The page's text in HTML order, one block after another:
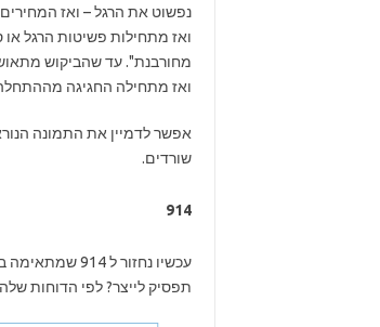
נפשוט את הרגל – ואז
ואז מתחילות פשיטות הרגל
מחורבנת". עד שהביקוש
ואז מתחילה החגיגה
אפשר לדמיין את התמונה
שורדים.
914
עכשיו נחזור
תפסיק לייצר? לפי הדוחות שלה, עולה לה לייצר בערך